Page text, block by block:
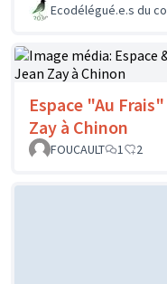
Ecodélégué.e.s du
Espace "Au
Zay à Chinon
FOUCAULT
1 2